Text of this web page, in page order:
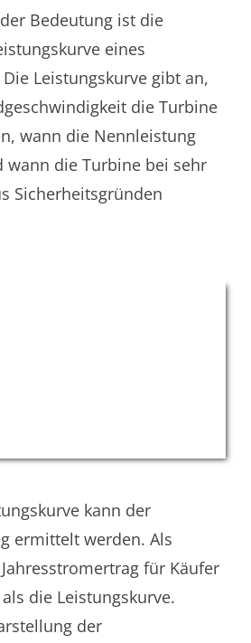
Bedeutung ist die
eines
Leistungskurve gibt an,
die Turbine
wann die Nennleistung
wann die Turbine bei sehr
Sicherheitsgründen
kann der
ermittelt werden. Als
für Käufer
die Leistungskurve.
der